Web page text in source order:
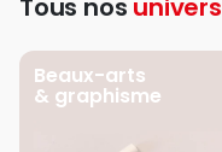
Tous nos univers
Beaux-arts
& graphisme